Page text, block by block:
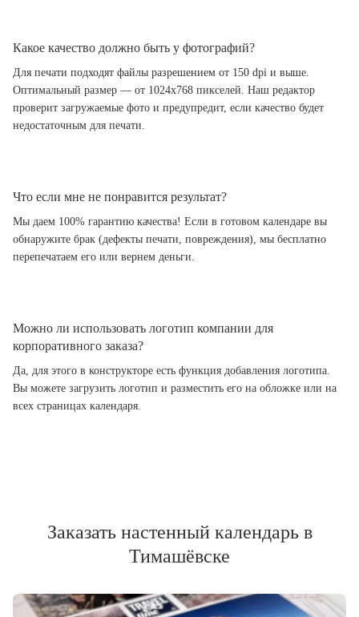
Какое качество должно быть у фотографий?
Для печати подходят файлы разрешением от 150 dpi и выше.
Оптимальный размер — от 1024x768 пикселей. Наш редактор
проверит загружаемые фото и предупредит, если качество будет
недостаточным для печати.
Что если мне не понравится результат?
Мы даем 100% гарантию качества! Если в готовом календаре вы
обнаружите брак (дефекты печати, повреждения), мы бесплатно
перепечатаем его или вернем деньги.
Можно ли использовать логотип компании для
корпоративного заказа?
Да, для этого в конструкторе есть функция добавления логотипа.
Вы можете загрузить логотип и разместить его на обложке или на
всех страницах календаря.
Заказать настенный календарь в
Тимашёвске